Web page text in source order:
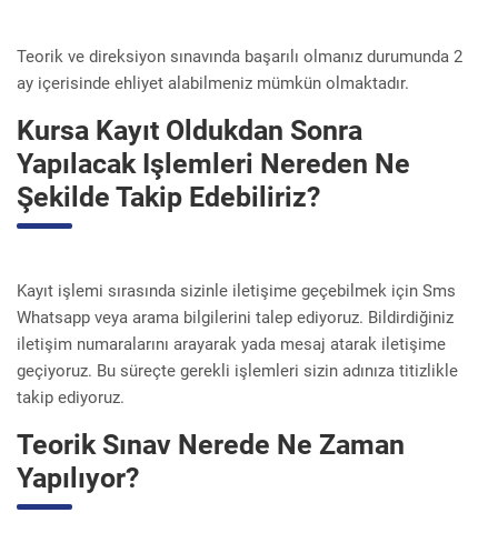
Teorik ve direksiyon sınavında başarılı olmanız durumunda 2
ay içerisinde ehliyet alabilmeniz mümkün olmaktadır.
Kursa Kayıt Oldukdan Sonra
Yapılacak Işlemleri Nereden Ne
Şekilde Takip Edebiliriz?
Kayıt işlemi sırasında sizinle iletişime geçebilmek için Sms
Whatsapp veya arama bilgilerini talep ediyoruz. Bildirdiğiniz
iletişim numaralarını arayarak yada mesaj atarak iletişime
geçiyoruz. Bu süreçte gerekli işlemleri sizin adınıza titizlikle
takip ediyoruz.
Teorik Sınav Nerede Ne Zaman
Yapılıyor?